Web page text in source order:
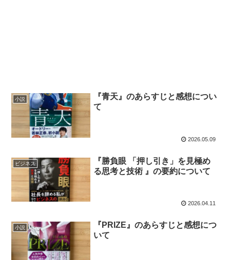
小説
『青天』のあらすじと感想につい
て
2026.05.09
ビジネス
『勝負眼 「押し引き」を見極め
る思考と技術 』の要約について
2026.04.11
小説
『PRIZE』のあらすじと感想につ
いて